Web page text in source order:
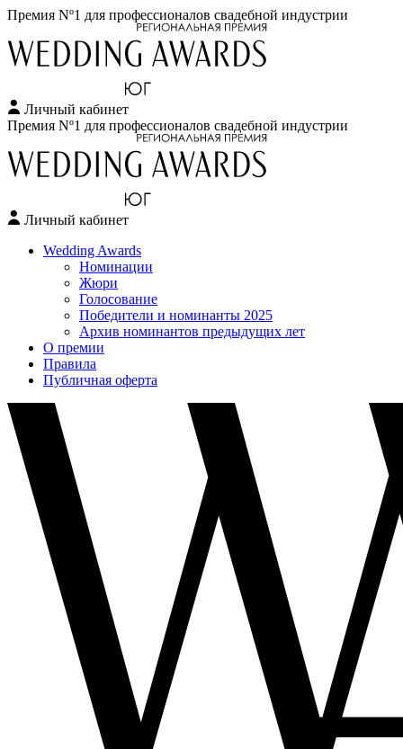
Премия Nº1 для профессионалов свадебной индустрии
Личный кабинет
Перейти
содержимому
Премия Nº1 для профессионалов свадебной индустрии
Личный кабинет
Wedding Awards
Номинации
Жюри
Голосование
Победители и номинанты 2025
Архив номинантов предыдущих лет
О премии
Правила
Публичная оферта